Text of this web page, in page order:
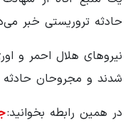
حادثه تروریستی خبر
نیروهای هلال احمر و
شدند و مجروحان حادثه
در همین رابطه بخوانید: